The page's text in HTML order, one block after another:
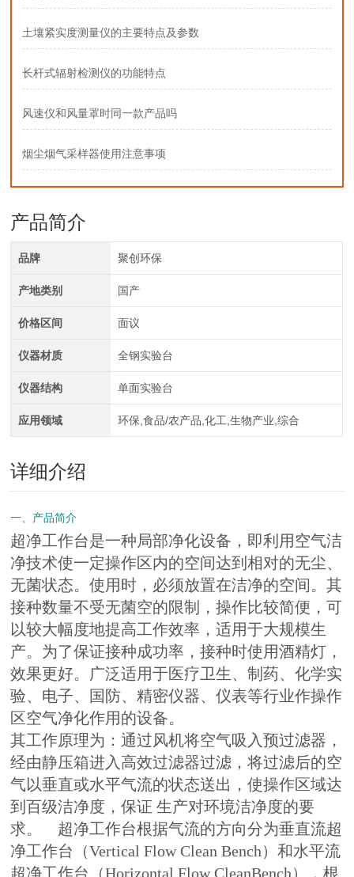
土壤紧实度测量仪的主要特点及参数
长杆式辐射检测仪的功能特点
风速仪和风量罩时同一款产品吗
烟尘烟气采样器使用注意事项
产品简介
品牌 聚创环保
产地类别 国产
价格区间 面议
仪器材质 全钢实验台
仪器结构 单面实验台
应用领域 环保,食品/农产品,化工,生物产业,综合
详细介绍
一、产品简介
超净工作台是一种局部净化设备，即利用空气洁
净技术使一定操作区内的空间达到相对的无尘、
无菌状态。使用时，必须放置在洁净的空间。其
接种数量不受无菌空的限制，操作比较简便，可
以较大幅度地提高工作效率，适用于大规模生
产。为了保证接种成功率，接种时使用酒精灯，
效果更好。广泛适用于医疗卫生、制药、化学实
验、电子、国防、精密仪器、仪表等行业作操作
区空气净化作用的设备。
其工作原理为：通过风机将空气吸入预过滤器，
经由静压箱进入高效过滤器过滤，将过滤后的空
气以垂直或水平气流的状态送出，使操作区域达
到百级洁净度，保证 生产对环境洁净度的要
求。 超净工作台根据气流的方向分为垂直流超
净工作台（Vertical Flow Clean Bench）和水平流
超净工作台（Horizontal Flow CleanBench），根